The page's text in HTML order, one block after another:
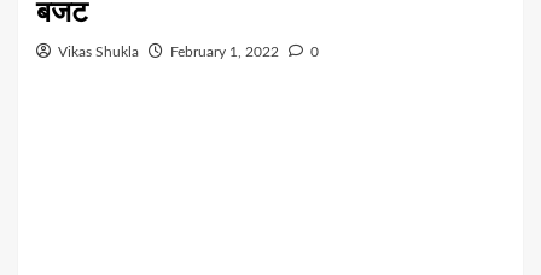
बजट
Vikas Shukla February 1, 2022 0